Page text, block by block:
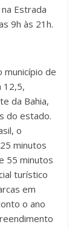
Estrada
9h às 21h.
município de
12,5,
da Bahia,
do estado.
o
minutos
55 minutos
turístico
em
o ano